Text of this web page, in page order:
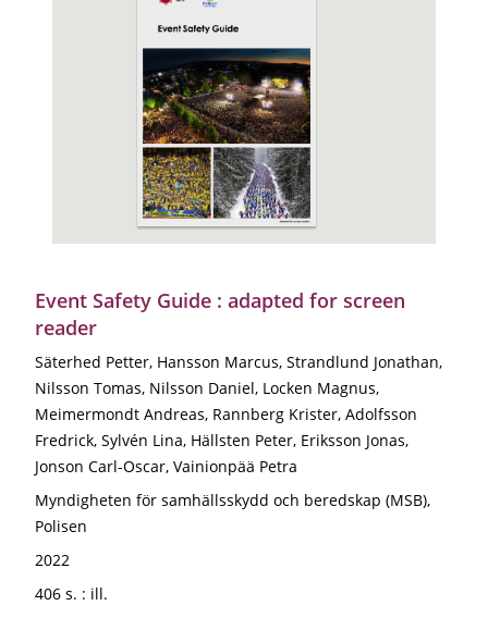
Event Safety Guide : adapted for screen
reader
Säterhed Petter, Hansson Marcus, Strandlund Jonathan,
Nilsson Tomas, Nilsson Daniel, Locken Magnus,
Meimermondt Andreas, Rannberg Krister, Adolfsson
Fredrick, Sylvén Lina, Hällsten Peter, Eriksson Jonas,
Jonson Carl-Oscar, Vainionpää Petra
Myndigheten för samhällsskydd och beredskap (MSB),
Polisen
2022
406 s. : ill.